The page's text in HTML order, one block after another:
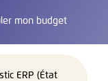
mon budget
ERP (État